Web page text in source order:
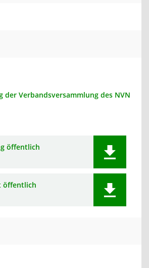
der Verbandsversammlung des NVN
öffentlich
öffentlich